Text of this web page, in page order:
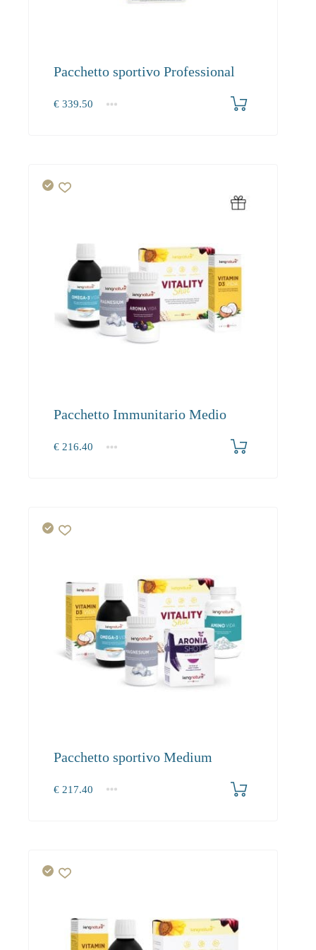
Pacchetto sportivo Professional
€ 339.50
1+
Pacchetto Immunitario Medio
€ 216.40
1+
Pacchetto sportivo Medium
€ 217.40
1+